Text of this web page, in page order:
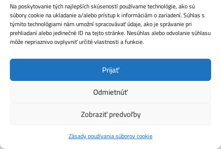
Na poskytovanie tých najlepších skúseností používame technológie, ako sú
súbory cookie na ukladanie a/alebo prístup k informáciám o zariadení. Súhlas s
týmito technológiami nám umožní spracovávať údaje, ako je správanie pri
prehliadaní alebo jedinečné ID na tejto stránke. Nesúhlas alebo odvolanie súhlasu
môže nepriaznivo ovplyvniť určité vlastnosti a funkcie.
Prijať
Odmietnúť
Zobraziť predvoľby
Zásady používania súborov cookie